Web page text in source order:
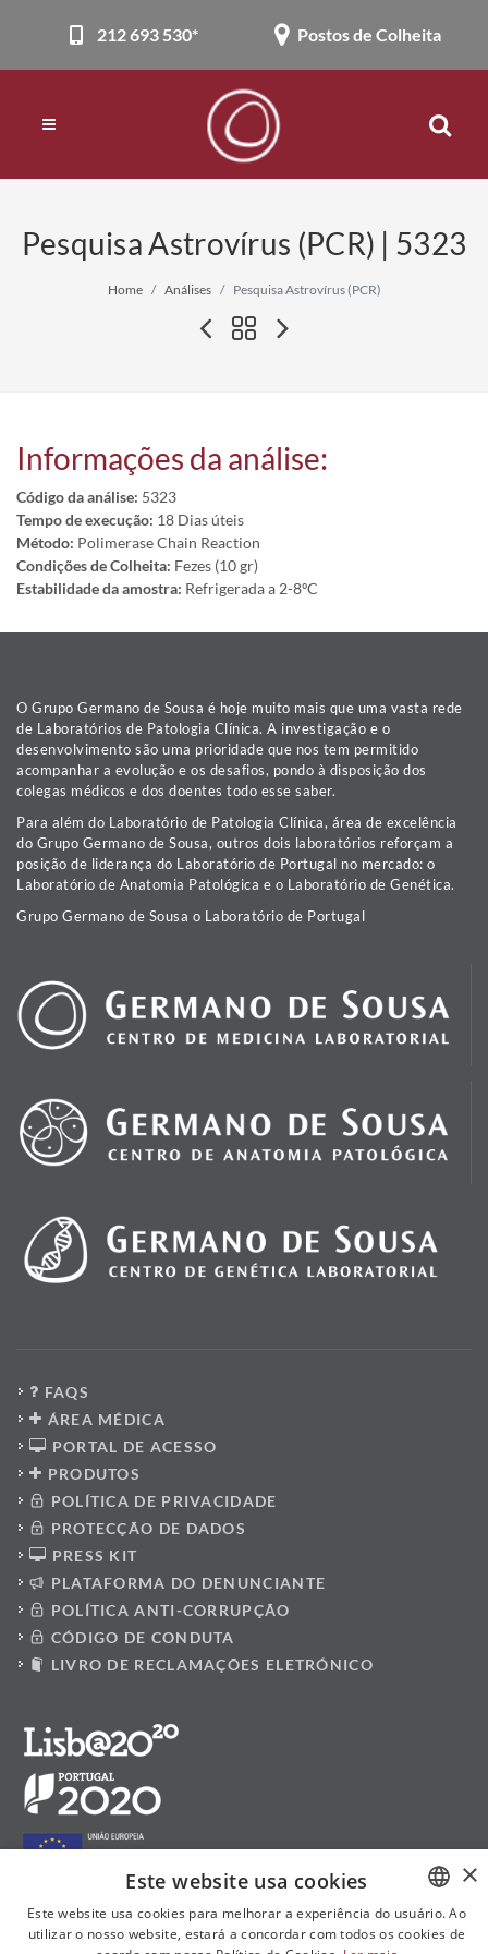
212 693 530* Postos de Colheita
Pesquisa Astrovírus (PCR) | 5323
Home Análises Pesquisa Astrovírus (PCR)
Informações da análise:
Código da análise: 5323
Tempo de execução: 18 Dias úteis
Método: Polimerase Chain Reaction
Condições de Colheita: Fezes (10 gr)
Estabilidade da amostra: Refrigerada a 2-8ºC
O Grupo Germano de Sousa é hoje muito mais que uma vasta rede
de Laboratórios de Patologia Clínica. A investigação e o
desenvolvimento são uma prioridade que nos tem permitido
acompanhar a evolução e os desafios, pondo à disposição dos
colegas médicos e dos doentes todo esse saber.
Para além do Laboratório de Patologia Clínica, área de excelência
do Grupo Germano de Sousa, outros dois laboratórios reforçam a
posição de liderança do Laboratório de Portugal no mercado: o
Laboratório de Anatomia Patológica e o Laboratório de Genética.
Grupo Germano de Sousa o Laboratório de Portugal
FAQS
ÁREA MÉDICA
PORTAL DE ACESSO
PRODUTOS
POLÍTICA DE PRIVACIDADE
PROTECÇÃO DE DADOS
PRESS KIT
PLATAFORMA DO DENUNCIANTE
POLÍTICA ANTI-CORRUPÇÃO
CÓDIGO DE CONDUTA
LIVRO DE RECLAMAÇÕES ELETRÓNICO
PORTUGUESE
×
Este website usa cookies
Este website usa cookies para melhorar a experiência do usuário. Ao
utilizar o nosso website, estará a concordar com todos os cookies de